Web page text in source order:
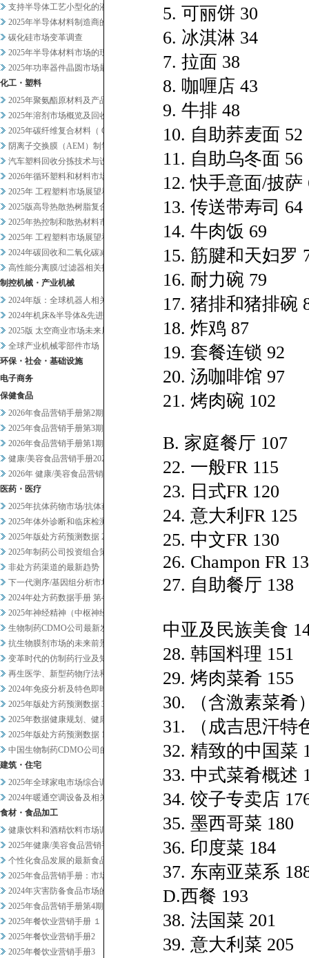
支持半导体工艺小型化的液体过滤...
2025年半导体材料制造商的业...
碳化硅市场变革调查
2025年半导体材料市场的现状...
2025年功率器件晶圆市场最新...
化工・塑料
2025年聚氨酯原材料及产品市...
2025年溶剂市场概览及回收相...
2025年碳纤维复合材料（ C...
阴离子交换膜（AEM）制氢及其...
汽车塑料回收分拣技术与设备调查
2026年循环塑料和材料市场新...
2025年 工程塑料市场展望和...
2025版高导热散热树脂复合材...
2025年热控制和散热材料市场...
2025年 工程塑料市场展望和...
2024年碳回收和二氧化碳减排...
高性能分离膜/过滤器相关技术和...
制控机械・产业机械
2024年版：全球机器人相关市...
2024年机床&半导体&先进设...
2025版 太空商业市场未来展...
全球产业机械零部件市场
环保・社会・基础设施
电子商务
保健食品
2026年食品营销手册第2期
2025年食品营销手册第3期
2026年食品营销手册第1期
健康/美容食品营销手册2025...
2026年 健康/美容食品营销...
医药・医疗
2025年抗体药物市场/抗体药...
2025年体外诊断和临床检测市...
2025年版处方药预测数据 2
2025年制药公司投资组合策略...
非处方药渠道的最新趋势
下一代测序/基因组分析市场20...
2024年处方药数据手册 第4...
2025年神经精神（中枢神经系...
生物制药CDMO公司最新发展趋...
抗生物膜剂市场的未来前景
变革时代的仿制药行业及知名企业...
再生医学、新型药物疗法和药物研...
2024年免疫分析及特色即时检...
2025年版处方药预测数据 3
2025年数据健康规划、健康管...
2025年版处方药预测数据 1
中国生物制药CDMO公司的战略...
建筑・住宅
2025年全球家电市场综合调查
2024年暖通空调设备及相关业...
食材・食品加工
健康饮料和酒精饮料市场调查
2025年健康/美容食品营销手...
个性化食品发展的最新食品科技趋...
2025年食品营销手册：市场总...
2024年灾害防备食品市场的现...
2025年食品营销手册第4期
2025年餐饮业营销手册 １
2025年餐饮业营销手册2
2025年餐饮业营销手册3
5. 可丽饼 30
6. 冰淇淋 34
7. 拉面 38
8. 咖喱店 43
9. 牛排 48
10. 自助荞麦面 52
11. 自助乌冬面 56
12. 快手意面/披萨
13. 传送带寿司 64
14. 牛肉饭 69
15. 筋腱和天妇罗
16. 耐力碗 79
17. 猪排和猪排碗
18. 炸鸡 87
19. 套餐连锁 92
20. 汤咖啡馆 97
21. 烤肉碗 102
B. 家庭餐厅 107
22. 一般FR 115
23. 日式FR 120
24. 意大利FR 125
25. 中文FR 130
26. Champon FR
27. 自助餐厅 138
中亚及民族美食
28. 韩国料理 151
29. 烤肉菜肴 155
30. （含激素菜肴
31. （成吉思汗特
32. 精致的中国菜
33. 中式菜肴概述
34. 饺子专卖店
35. 墨西哥菜 180
36. 印度菜 184
37. 东南亚菜系
D.西餐 193
38. 法国菜 201
39. 意大利菜 205